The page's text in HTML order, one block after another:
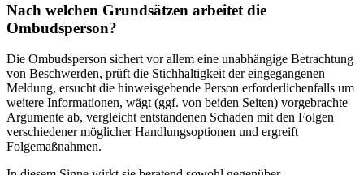
Nach welchen Grundsätzen arbeitet die
Ombudsperson?
Die Ombudsperson sichert vor allem eine unabhängige Betrachtung
von Beschwerden, prüft die Stichhaltigkeit der eingegangenen
Meldung, ersucht die hinweisgebende Person erforderlichenfalls um
weitere Informationen, wägt (ggf. von beiden Seiten) vorgebrachte
Argumente ab, vergleicht entstandenen Schaden mit den Folgen
verschiedener möglicher Handlungsoptionen und ergreift
Folgemaßnahmen.